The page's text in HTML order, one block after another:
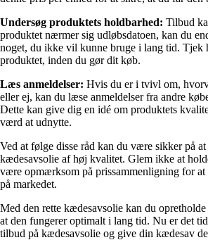
Undersøg produktets holdbarhed: Tilbud
produktet nærmer sig udløbsdatoen, kan du
noget, du ikke vil kunne bruge i lang tid. Tjek
produktet, inden du gør dit køb.
Læs anmeldelser: Hvis du er i tvivl om,
eller ej, kan du læse anmeldelser fra andre
Dette kan give dig en idé om produktets
værd at udnytte.
Ved at følge disse råd kan du være sikker på
kædesavsolie af høj kvalitet. Glem ikke at
være opmærksom på prissammenligning for at
på markedet.
Med den rette kædesavsolie kan du
at den fungerer optimalt i lang tid. Nu er det
tilbud på kædesavsolie og give din kædesav